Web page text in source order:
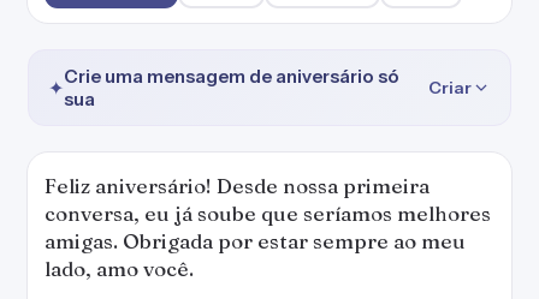
✦Crie uma mensagem de aniversário só
sua
Criar
Feliz aniversário! Desde nossa primeira
conversa, eu já soube que seríamos melhores
amigas. Obrigada por estar sempre ao meu
lado, amo você.